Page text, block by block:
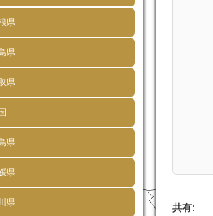
県
県
県
県
県
県
共有: